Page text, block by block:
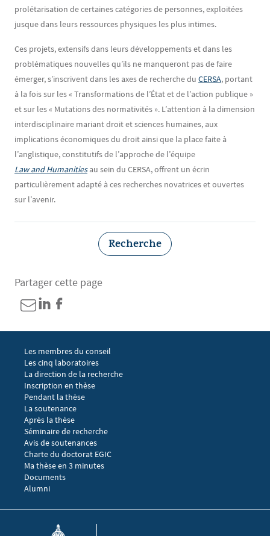
prolétarisation de certaines catégories de personnes, exploitées
jusque dans leurs ressources physiques les plus intimes.
Ces projets, extensifs dans leurs développements et dans les
problématiques nouvelles qu’ils ne manqueront pas de faire
émerger, s’inscrivent dans les axes de recherche du CERSA, portant
à la fois sur les « Transformations de l’État et de l’action publique »
et sur les « Mutations des normativités ». L’attention à la dimension
interdisciplinaire mariant droit et sciences humaines, aux
implications économiques du droit ainsi que la place faite à
l’anglistique, constitutifs de l’approche de l’équipe
Law and Humanitiesau sein du CERSA, offrent un écrin
particulièrement adapté à ces recherches novatrices et ouvertes
sur l’avenir.
Recherche
Partager cette page
Menu footer EGIC 1
Les membres du conseil
Les cinq laboratoires
La direction de la recherche
Menu footer EGIC 2
Inscription en thèse
Pendant la thèse
La soutenance
Après la thèse
Menu footer EGIC 3
Séminaire de recherche
Avis de soutenances
Charte du doctorat EGIC
Ma thèse en 3 minutes
Menu footer EGIC 4
Documents
Alumni